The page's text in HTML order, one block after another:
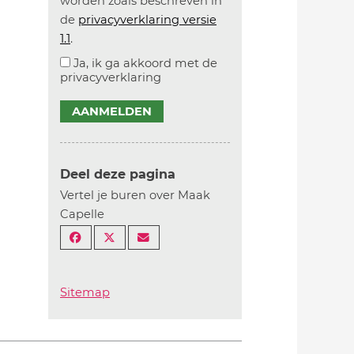
de privacyverklaring versie
1.1.
Ja, ik ga akkoord met de
privacyverklaring
AANMELDEN
Deel deze pagina
Vertel je buren over Maak
Capelle
Sitemap